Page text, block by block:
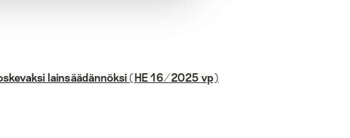
lainsäädännöksi (HE 16/2025 vp)